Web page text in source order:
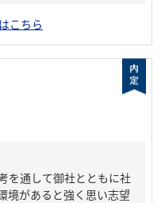
こちら
を通して御社とともに社
境があると強く思い志望